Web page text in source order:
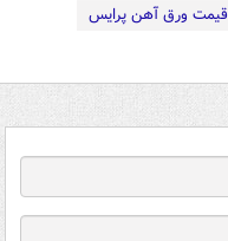
قیمت ورق آهن پرایس